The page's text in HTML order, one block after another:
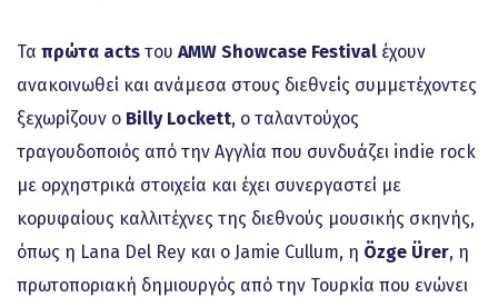
Τα πρώτα acts του AMW Showcase Festival έχουν
ανακοινωθεί και ανάμεσα στους διεθνείς συμμετέχοντες
ξεχωρίζουν ο Billy Lockett, ο ταλαντούχος
τραγουδοποιός από την Αγγλία που συνδυάζει indie rock
με ορχηστρικά στοιχεία και έχει συνεργαστεί με
κορυφαίους καλλιτέχνες της διεθνούς μουσικής σκηνής,
όπως η Lana Del Rey και ο Jamie Cullum, η Özge Ürer, η
πρωτοποριακή δημιουργός από την Τουρκία που ενώνει